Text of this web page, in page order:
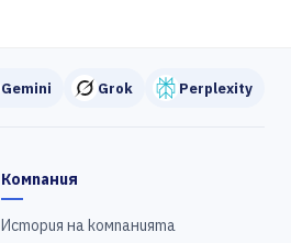
Gemini Grok Perplexity
Компания
История на компанията